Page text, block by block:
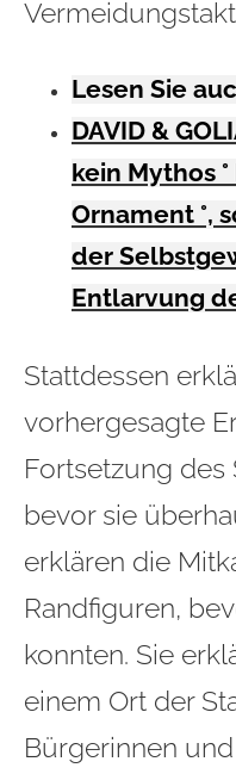
Lesen Sie
DAVID &
kein Mythos
Ornament °,
der
Entlarvung
Stattdessen
vorhergesagte
Fortsetzung des
bevor sie
erklären die
Randfiguren,
konnten. Sie
einem Ort der
Bürgerinnen